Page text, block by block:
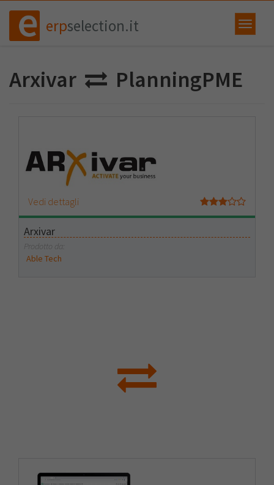
erpselection.it
Arxivar PlanningPME
Vedi dettagli
Arxivar
Prodotto da:
Able Tech